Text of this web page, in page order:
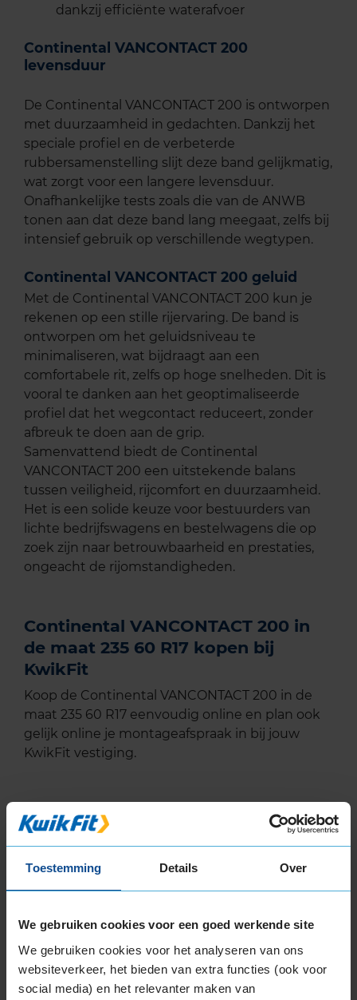
Toestemming Details Over
We gebruiken cookies voor een goed werkende site
We gebruiken cookies voor het analyseren van ons
websiteverkeer, het bieden van extra functies (ook voor
social media) en het relevanter maken van
dankzij efficiënte waterafvoer
Continental VANCONTACT 200
levensduur
De Continental VANCONTACT 200 is ontworpen
met duurzaamheid in gedachten. Dankzij het
speciale profiel en de verbeterde
rubbersamenstelling slijt deze band gelijkmatig,
wat zorgt voor een langere levensduur.
Onafhankelijke tests zoals die van de ANWB
tonen aan dat deze band lang meegaat, zelfs bij
intensief gebruik op verschillende wegtypen.
Continental VANCONTACT 200 geluid
Met de Continental VANCONTACT 200 kun je
rekenen op een stille rijervaring. De band is
ontworpen om het geluidsniveau te
minimaliseren, wat bijdraagt aan een
comfortabele rit, zelfs op hoge snelheden. Dit is
vooral te danken aan het geoptimaliseerde
profiel dat het wegcontact reduceert, zonder
afbreuk te doen aan de grip.
Samenvattend biedt de Continental
VANCONTACT 200 een uitstekende balans
tussen veiligheid, rijcomfort en duurzaamheid.
Het is een solide keuze voor bestuurders van
lichte bedrijfswagens en bestelwagens die op
zoek zijn naar betrouwbaarheid en prestaties,
ongeacht de rijomstandigheden.
Continental VANCONTACT 200 in
de maat 235 60 R17 kopen bij
KwikFit
Koop de Continental VANCONTACT 200 in de
maat 235 60 R17 eenvoudig online en plan ook
gelijk online je montageafspraak in bij jouw
KwikFit vestiging.
EU Bandenlabel
Continental
A